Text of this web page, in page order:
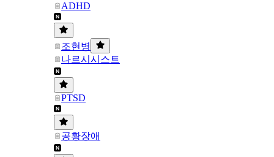
ADHD
조현병
나르시시스트
PTSD
공황장애